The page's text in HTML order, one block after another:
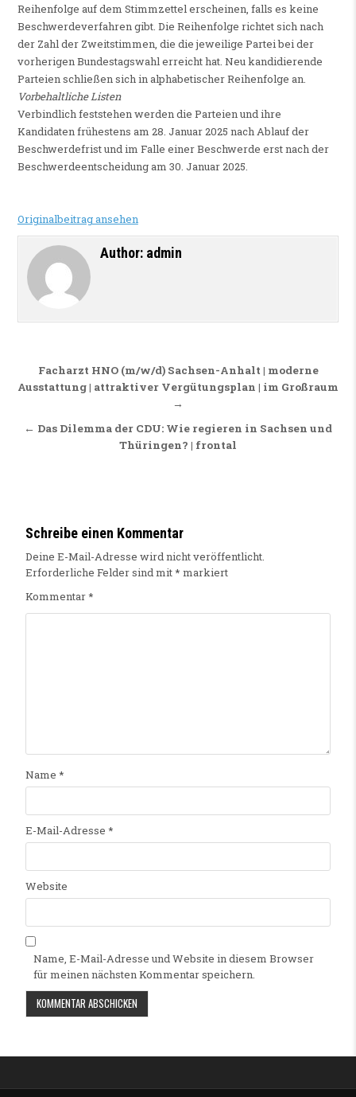
Reihenfolge auf dem Stimmzettel erscheinen, falls es keine
Beschwerdeverfahren gibt. Die Reihenfolge richtet sich nach
der Zahl der Zweitstimmen, die die jeweilige Partei bei der
vorherigen Bundestagswahl erreicht hat. Neu kandidierende
Parteien schließen sich in alphabetischer Reihenfolge an.
Vorbehaltliche Listen
Verbindlich feststehen werden die Parteien und ihre
Kandidaten frühestens am 28. Januar 2025 nach Ablauf der
Beschwerdefrist und im Falle einer Beschwerde erst nach der
Beschwerdeentscheidung am 30. Januar 2025.
Originalbeitrag ansehen
Author: admin
Beitragsnavigation
Facharzt HNO (m/w/d) Sachsen-Anhalt | moderne
Ausstattung | attraktiver Vergütungsplan | im Großraum
→
← Das Dilemma der CDU: Wie regieren in Sachsen und
Thüringen? | frontal
Schreibe einen Kommentar
Deine E-Mail-Adresse wird nicht veröffentlicht.
Erforderliche Felder sind mit* markiert
Kommentar*
Name *
E-Mail-Adresse *
Website
Name, E-Mail-Adresse und Website in diesem Browser
für meinen nächsten Kommentar speichern.